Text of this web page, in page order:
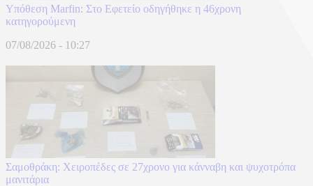
Υπόθεση Marfin: Στο Εφετείο οδηγήθηκε η 46χρονη
κατηγορούμενη
07/08/2026 - 10:27
Σαμοθράκη: Χειροπέδες σε 27χρονο για κάνναβη και ψυχοτρόπα
μανιτάρια